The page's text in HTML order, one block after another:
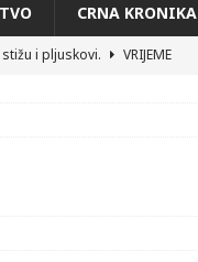
CRNA KRONIKA
i pljuskovi.
VRIJEME
i domovinska Hrvatska dišu
vikend